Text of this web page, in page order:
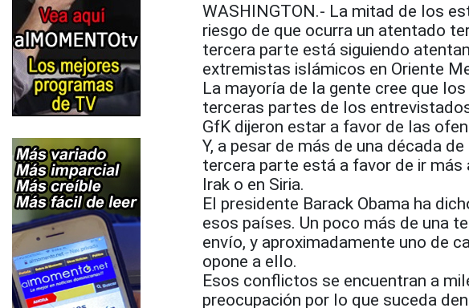
WASHINGTON.- La mitad de los
riesgo de que ocurra un atentado
tercera parte está siguiendo
extremistas islámicos en Oriente
La mayoría de la gente cree que
terceras partes de los
GfK dijeron estar a favor de las
Y, a pesar de más de una década
tercera parte está a favor de ir
Irak o en Siria.
El presidente Barack Obama ha
esos países. Un poco más de una
envío, y aproximadamente uno de
opone a ello.
Esos conflictos se encuentran a
preocupación por lo que suceda